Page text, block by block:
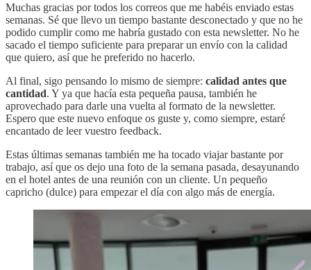
Muchas gracias por todos los correos que me habéis enviado estas
semanas. Sé que llevo un tiempo bastante desconectado y que no he
podido cumplir como me habría gustado con esta newsletter. No he
sacado el tiempo suficiente para preparar un envío con la calidad
que quiero, así que he preferido no hacerlo.
Al final, sigo pensando lo mismo de siempre: calidad antes que
cantidad. Y ya que hacía esta pequeña pausa, también he
aprovechado para darle una vuelta al formato de la newsletter.
Espero que este nuevo enfoque os guste y, como siempre, estaré
encantado de leer vuestro feedback.
Estas últimas semanas también me ha tocado viajar bastante por
trabajo, así que os dejo una foto de la semana pasada, desayunando
en el hotel antes de una reunión con un cliente. Un pequeño
capricho (dulce) para empezar el día con algo más de energía.